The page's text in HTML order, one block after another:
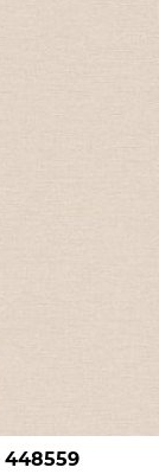
448559